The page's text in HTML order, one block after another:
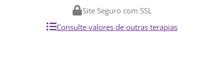
Site Seguro com SSL
Consulte valores de outras terapias